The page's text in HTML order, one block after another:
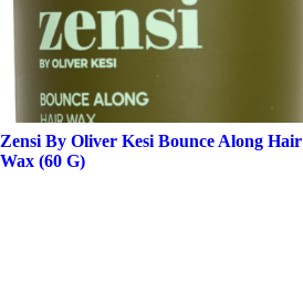
Zensi By Oliver Kesi Bounce Along Hair
Wax (60 G)